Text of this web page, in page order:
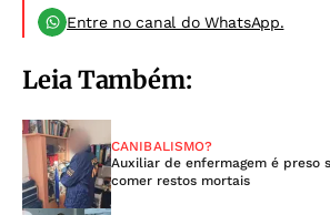
Entre no canal do WhatsApp.
Leia Também:
CANIBALISMO?
Auxiliar de enfermagem é preso
comer restos mortais